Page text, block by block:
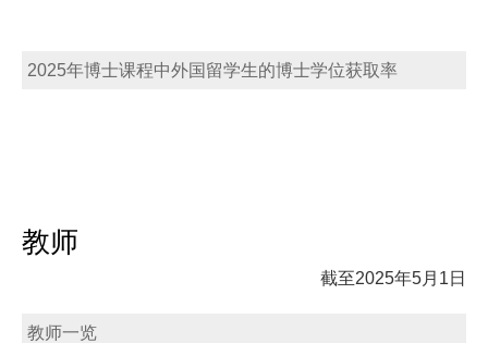
2025年博士课程中外国留学生的博士学位获取率
教师
截至2025年5月1日
教师一览